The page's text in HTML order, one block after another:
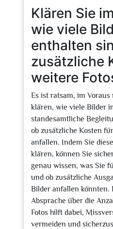
Klären Sie
wie viele
enthalten
zusätzliche
weitere
Es ist ratsam, im
klären, wie viele Bilder
standesamtliche
ob zusätzliche Kosten
anfallen. Indem Sie
klären, können Sie
genau wissen, was Sie
und ob zusätzliche
Bilder anfallen könnten.
Absprache über die
Fotos hilft dabei,
vermeiden und